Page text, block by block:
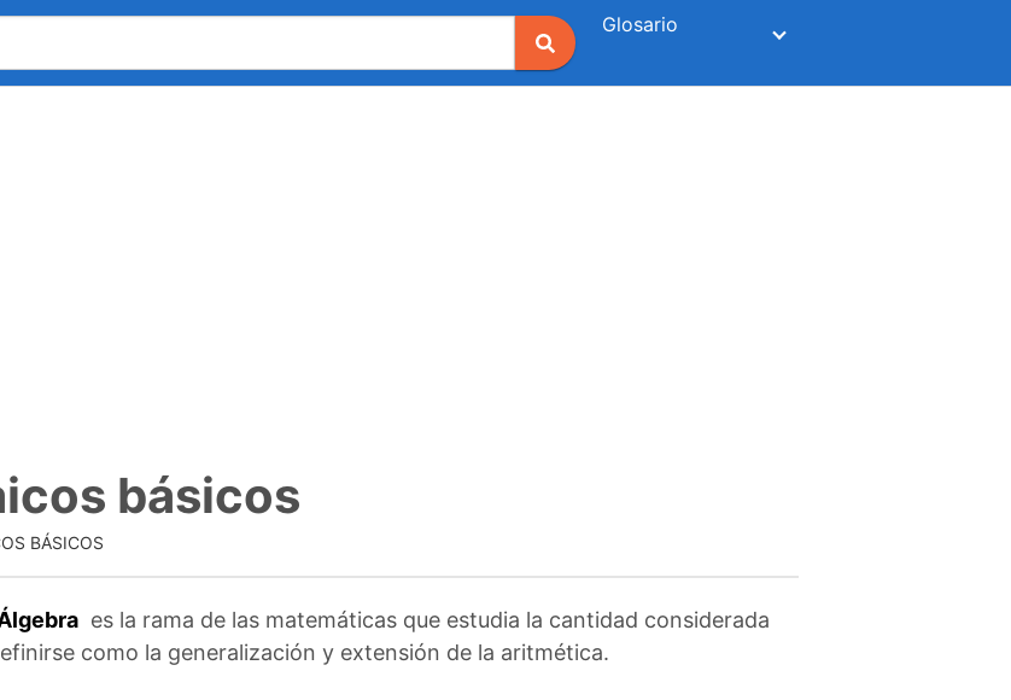
Glosario
básicos
BÁSICOS
es la rama de las matemáticas que estudia la cantidad considerada
como la generalización y extensión de la aritmética.